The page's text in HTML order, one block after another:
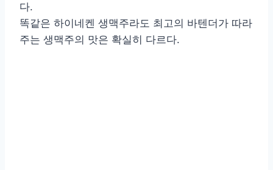
다.
똑같은 하이네켄 생맥주라도 최고의 바텐더가 따라
주는 생맥주의 맛은 확실히 다르다.